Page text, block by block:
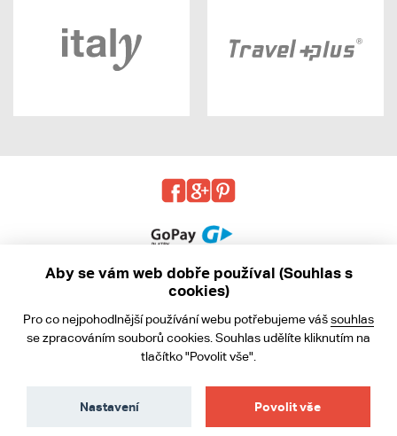
Obchodní podmínky
Ochrana osobních údajů
Aby se vám web dobře používal (Souhlas s
cookies)
Pro co nejpohodlnější používání webu potřebujeme vášsouhlas
se zpracováním souborů cookies. Souhlas udělíte kliknutím na
tlačítko "Povolit vše".
Povolit vše
Nastavení